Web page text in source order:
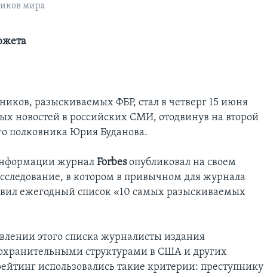
мира
разыскиваемых ФБР, стал в четверг 15 июня
новостей в российских СМИ, отодвинув на второй
полковника Юрия Буданова.
журналForbesопубликовал на своем
в котором в привычном для журнала
ежегодный список «10 самых разыскиваемых
этого списка журналисты издания
структурами в США и других
использовались такие критерии: преступнику